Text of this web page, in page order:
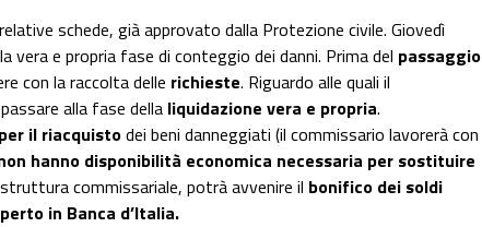
schede, già approvato dalla Protezione civile. Giovedì
vera e propria fase di conteggio dei danni. Prima del passaggio
con la raccolta delle richieste. Riguardo alle quali il
alla fase della liquidazione vera e propria.
il riacquistodei beni danneggiati (il commissario lavorerà con
hanno disponibilità economica necessaria per sostituire
struttura commissariale, potrà avvenire il bonifico dei soldi
in Banca d’Italia.